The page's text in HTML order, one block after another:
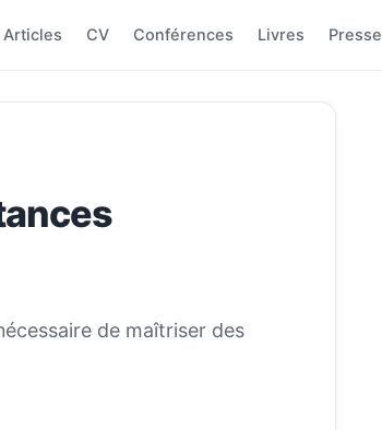
Articles CV Conférences Livres Presse
de maîtriser des